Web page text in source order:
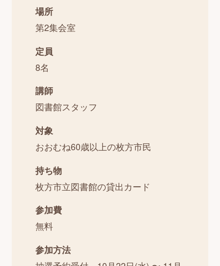
場所
第2集会室
定員
8名
講師
図書館スタッフ
対象
おおむね60歳以上の枚方市民
持ち物
枚方市立図書館の貸出カード
参加費
無料
参加方法